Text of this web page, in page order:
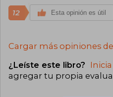
12 Esta opinión es útil
Cargar más opiniones
¿Leíste este libro?
agregar tu propia